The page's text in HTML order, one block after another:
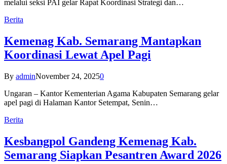
melalui seksi PAI gelar Rapat Koordinasi Strategi dan…
Berita
Kemenag Kab. Semarang Mantapkan
Koordinasi Lewat Apel Pagi
By adminNovember 24, 20250
Ungaran – Kantor Kementerian Agama Kabupaten Semarang gelar
apel pagi di Halaman Kantor Setempat, Senin…
Berita
Kesbangpol Gandeng Kemenag Kab.
Semarang Siapkan Pesantren Award 2026